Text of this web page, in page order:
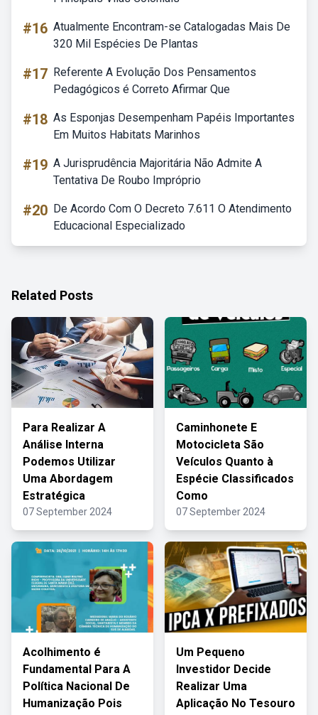
#16 Atualmente Encontram-se Catalogadas Mais De
320 Mil Espécies De Plantas
#17 Referente A Evolução Dos Pensamentos
Pedagógicos é Correto Afirmar Que
#18 As Esponjas Desempenham Papéis Importantes
Em Muitos Habitats Marinhos
#19 A Jurisprudência Majoritária Não Admite A
Tentativa De Roubo Impróprio
#20 De Acordo Com O Decreto 7.611 O Atendimento
Educacional Especializado
Related Posts
Para Realizar A
Análise Interna
Podemos Utilizar
Uma Abordagem
Estratégica
07 September 2024
Caminhonete E
Motocicleta São
Veículos Quanto à
Espécie Classificados
Como
07 September 2024
Acolhimento é
Fundamental Para A
Política Nacional De
Humanização Pois
Um Pequeno
Investidor Decide
Realizar Uma
Aplicação No Tesouro